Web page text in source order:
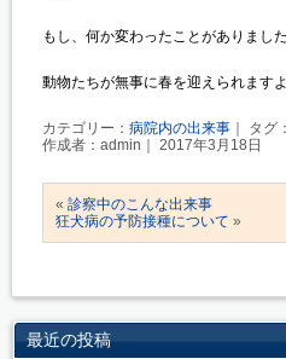
もし、何か変わったことがありまし
動物たちが無事に春を迎えられますよ
カテゴリー： 病院内の出来事 ｜ タグ：
作成者：admin｜ 2017年3月18日
« 診察中のこんな出来事
狂犬病の予防接種について »
最近の投稿